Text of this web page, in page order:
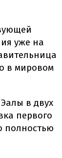
уже на
в мировом
в двух
первого
полностью